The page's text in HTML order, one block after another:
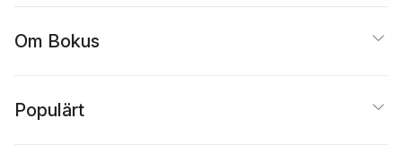
Om Bokus
Populärt